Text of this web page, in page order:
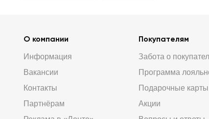
О компании
Информация
Вакансии
Контакты
Партнёрам
Покупателям
Забота о
Программа
Подарочные карты
Акции